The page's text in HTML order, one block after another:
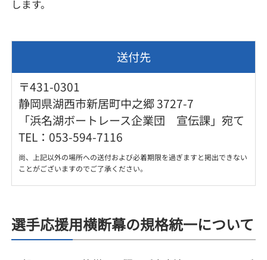
します。
送付先
〒431-0301
静岡県湖西市新居町中之郷 3727-7
「浜名湖ボートレース企業団 宣伝課」宛て
TEL：053-594-7116
尚、上記以外の場所への送付および必着期限を過ぎますと掲出できない
ことがございますのでご了承ください。
選手応援用横断幕の規格統一について